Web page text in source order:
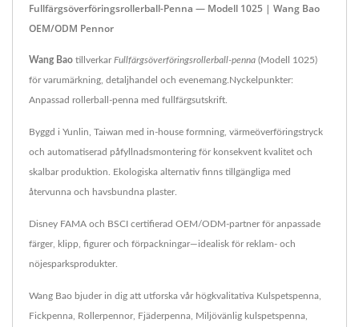
Fullfärgsöverföringsrollerball-Penna — Modell 1025 | Wang Bao
OEM/ODM Pennor
Wang Bao tillverkarFullfärgsöverföringsrollerball-penna (Modell 1025)
för varumärkning, detaljhandel och evenemang.Nyckelpunkter:
Anpassad rollerball-penna med fullfärgsutskrift.
Byggd i Yunlin, Taiwan med in-house formning, värmeöverföringstryck
och automatiserad påfyllnadsmontering för konsekvent kvalitet och
skalbar produktion. Ekologiska alternativ finns tillgängliga med
återvunna och havsbundna plaster.
Disney FAMA och BSCI certifierad OEM/ODM-partner för anpassade
färger, klipp, figurer och förpackningar—idealisk för reklam- och
nöjesparksprodukter.
Wang Bao bjuder in dig att utforska vår högkvalitativa Kulspetspenna,
Fickpenna, Rollerpennor, Fjäderpenna, Miljövänlig kulspetspenna,